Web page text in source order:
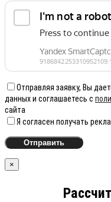
Отправляя заявку, Вы
данных и соглашаетесь с
сайта
Я согласен получать
×